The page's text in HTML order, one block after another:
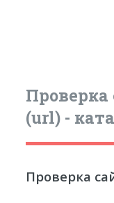
Проверка
(url) -
Проверка